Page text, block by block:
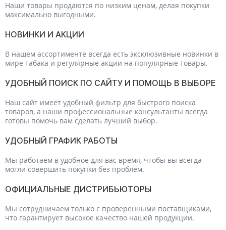
Наши товары продаются по низким ценам, делая покупки
максимально выгодными.
НОВИНКИ И АКЦИИ
В нашем ассортименте всегда есть эксклюзивные новинки в
мире табака и регулярные акции на популярные товары.
УДОБНЫЙ ПОИСК ПО САЙТУ И ПОМОЩЬ В ВЫБОРЕ
Наш сайт имеет удобный фильтр для быстрого поиска
товаров, а наши профессиональные консультанты всегда
готовы помочь вам сделать лучший выбор.
УДОБНЫЙ ГРАФИК РАБОТЫ
Мы работаем в удобное для вас время, чтобы вы всегда
могли совершить покупки без проблем.
ОФИЦИАЛЬНЫЕ ДИСТРИБЬЮТОРЫ
Мы сотрудничаем только с проверенными поставщиками,
что гарантирует высокое качество нашей продукции.